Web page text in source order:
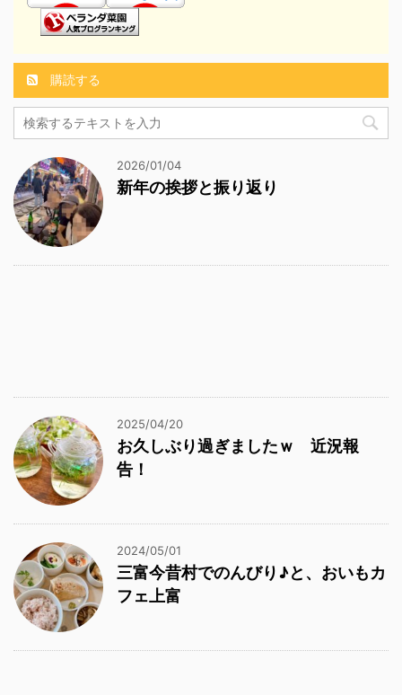
購読する
2026/01/04
新年の挨拶と振り返り
2025/04/20
お久しぶり過ぎましたｗ 近況報
告！
2024/05/01
三富今昔村でのんびり♪と、おいもカ
フェ上富